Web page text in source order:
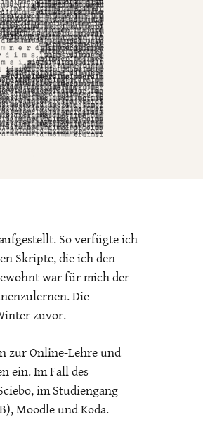
So verfügte ich
Skripte, die ich den
war für mich der
Die
zuvor.
zur Online-Lehre und
ein. Im Fall des
im Studiengang
Moodle und Koda.